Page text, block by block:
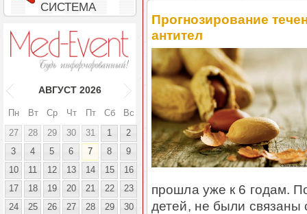
СИСТЕМА
АВГУСТ 2026
Пн Вт Ср Чт Пт Сб
Вс
27
28 29 30 31 1
2
3
4 5 6 7 8
9
10
11 12 13 14 15
16
17
18 19 20 21 22
23
24
25 26 27 28 29
30
Прогнозирование
антител
прошла уже к 6 годам.
детей, не были связаны